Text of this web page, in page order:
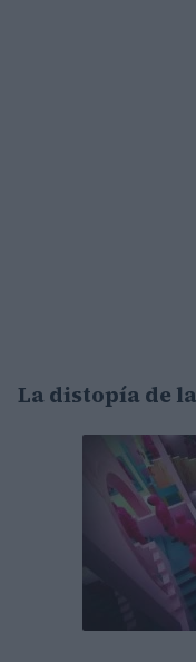
La distopía de